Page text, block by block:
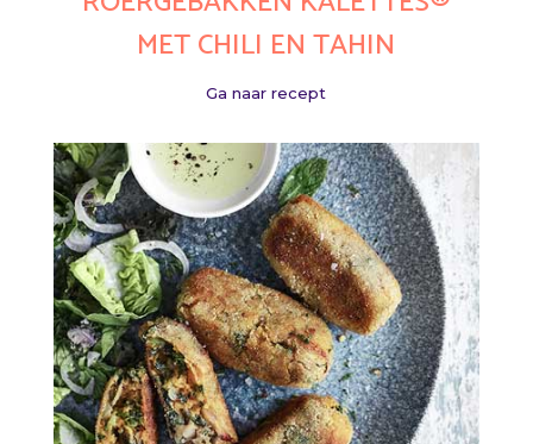
MET CHILI EN TAHIN
Ga naar recept